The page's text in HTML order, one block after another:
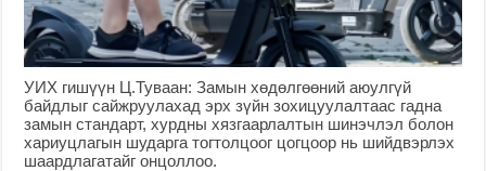
УИХ гишүүн Ц.Туваан: Замын хөдөлгөөний аюулгүй
байдлыг сайжруулахад эрх зүйн зохицуулалтаас гадна
замын стандарт, хурдны хязгаарлалтын шинэчлэл болон
хариуцлагын шударга тогтолцоог цогцоор нь шийдвэрлэх
шаардлагатайг онцоллоо.